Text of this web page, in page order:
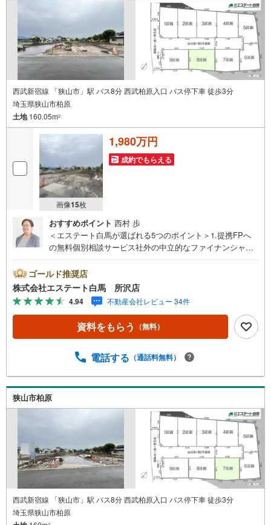
西武新宿線 「狭山市」駅 バス8分 西武柏原入口 バス停下車 徒歩3分
埼玉県狭山市柏原
土地160.05m2
画像15枚
1,980万円
成約でもらえる
おすすめポイント 西村 歩
＜エステート白馬が選ばれる5つのポイント＞1.提携FPへ
の無料個別相談サービス社外の中立的なファイナンシャル
や学費等も含めてシミュレーションをご提案できます2.物
件情報が豊富所沢市を中心にたくさんの情報をご用意して
おります。インターネット広告前の物件も多数取り揃えて
おります。お客様のご希望エリアをお申し付けください。
3.自社グループでリフォーム、新築請負所沢店の3階はリフ
ォーム、注文建築部門の相談スペースです。一級建築士を
て、リフォームや注文建築についてご相談頂けます4.年中
～19:00 この時間はお電話でのお問合わせがスムーズです
5.お子様連れでおこしくださいキッズスペース、授乳室、
オムツ替えベッド、アンパンマンジュースをご用意してお
ります。ご見学ご希望の方は、右上の“室内・現地を見学す
る（無料）をボタンからご予約ください。
ゴールド推奨店
株式会社エステート白馬 所沢店
4.94 不動産会社レビュー 34件
資料をもらう （無料）
電話する （通話料無料）
狭山市柏原
西武新宿線 「狭山市」駅 バス8分 西武柏原入口 バス停下車 徒歩3分
埼玉県狭山市柏原